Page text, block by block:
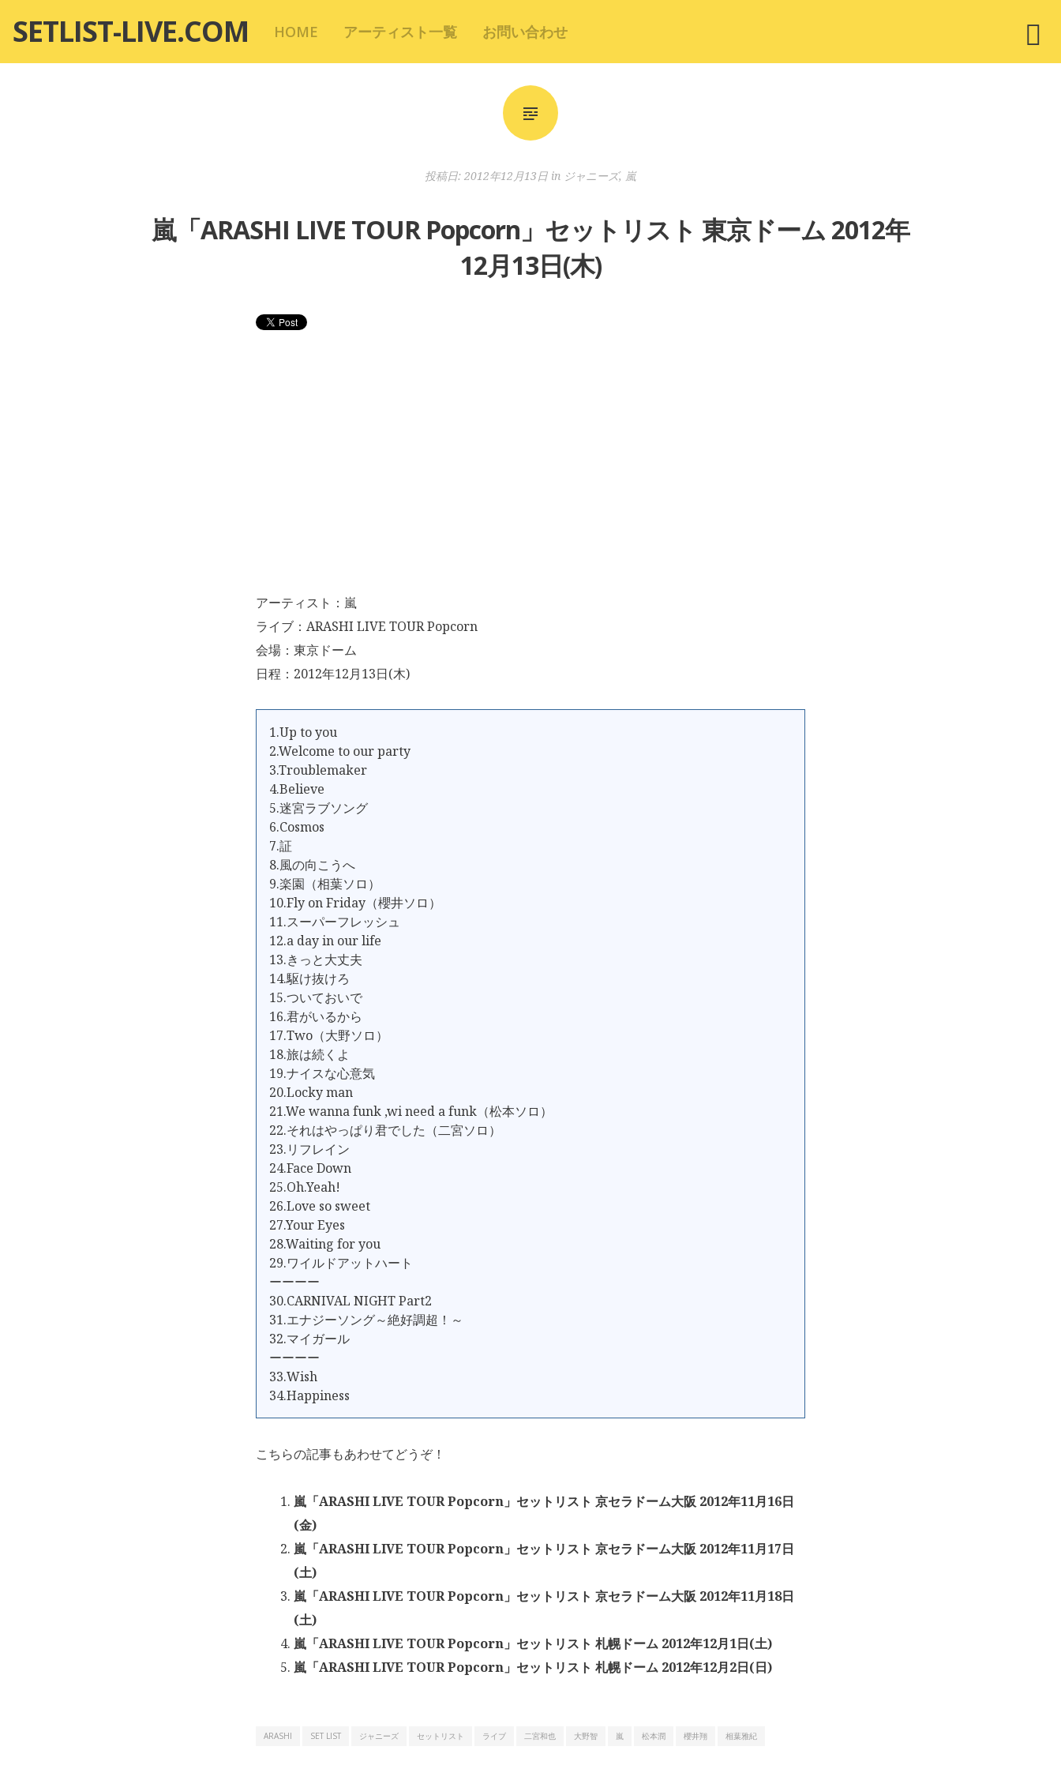
テ
SETLIST-LIVE.COM HOME アーティスト一覧 お問い合わせ
投稿日: 2012年12月13日 in ジャニーズ, 嵐
嵐「ARASHI LIVE TOUR Popcorn」セットリスト 東京ドーム 2012年
12月13日(木)
アーティスト：嵐
ライブ：ARASHI LIVE TOUR Popcorn
会場：東京ドーム
日程：2012年12月13日(木)
1.Up to you
2.Welcome to our party
3.Troublemaker
4.Believe
5.迷宮ラブソング
6.Cosmos
7.証
8.風の向こうへ
9.楽園（相葉ソロ）
10.Fly on Friday（櫻井ソロ）
11.スーパーフレッシュ
12.a day in our life
13.きっと大丈夫
14.駆け抜けろ
15.ついておいで
16.君がいるから
17.Two（大野ソロ）
18.旅は続くよ
19.ナイスな心意気
20.Locky man
21.We wanna funk ,wi need a funk（松本ソロ）
22.それはやっぱり君でした（二宮ソロ）
23.リフレイン
24.Face Down
25.Oh.Yeah!
26.Love so sweet
27.Your Eyes
28.Waiting for you
29.ワイルドアットハート
ーーーー
30.CARNIVAL NIGHT Part2
31.エナジーソング～絶好調超！～
32.マイガール
ーーーー
33.Wish
34.Happiness
こちらの記事もあわせてどうぞ！
嵐「ARASHI LIVE TOUR Popcorn」セットリスト 京セラドーム大阪 2012年11月16日
(金)
嵐「ARASHI LIVE TOUR Popcorn」セットリスト 京セラドーム大阪 2012年11月17日
(土)
嵐「ARASHI LIVE TOUR Popcorn」セットリスト 京セラドーム大阪 2012年11月18日
(土)
嵐「ARASHI LIVE TOUR Popcorn」セットリスト 札幌ドーム 2012年12月1日(土)
嵐「ARASHI LIVE TOUR Popcorn」セットリスト 札幌ドーム 2012年12月2日(日)
ARASHI SET LIST ジャニーズ セットリスト ライブ 二宮和也 大野智 嵐 松本潤 櫻井翔 相葉雅紀